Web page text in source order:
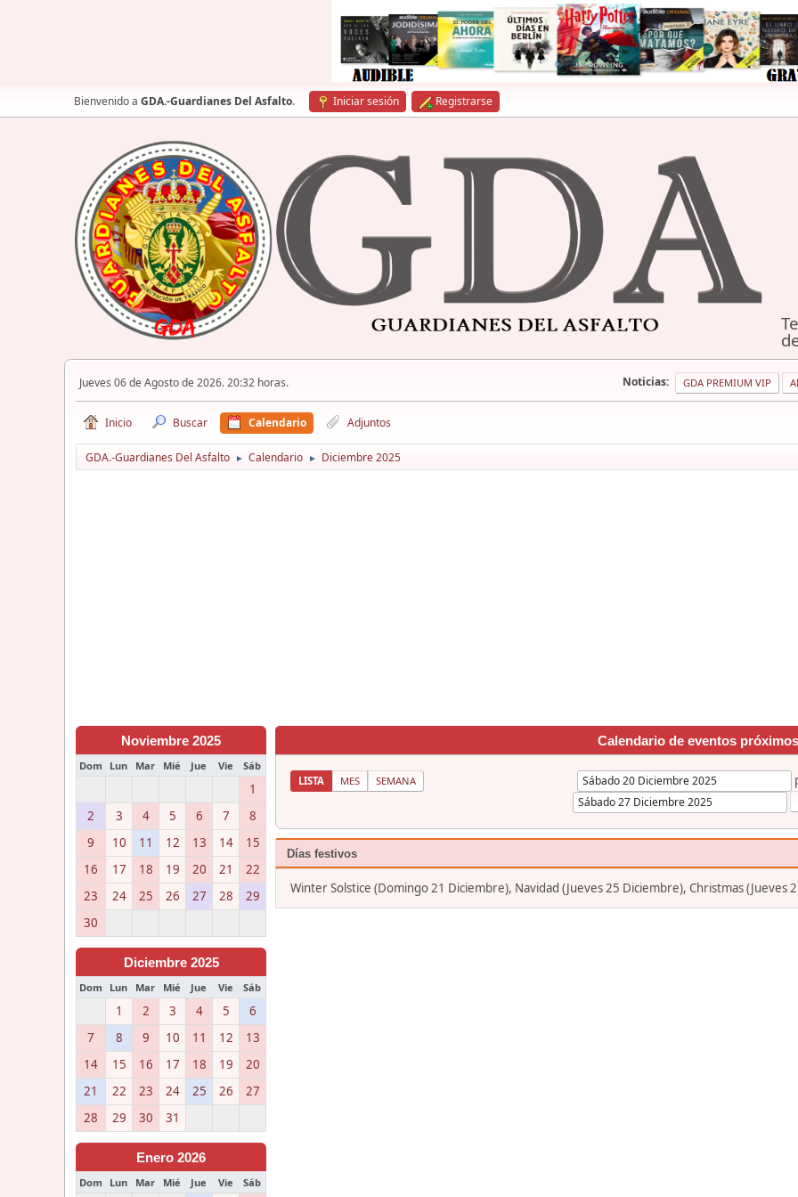
Bienvenido a GDA.-Guardianes Del Asfalto. Iniciar sesión Registrarse
Jueves 06 de Agosto de 2026. 20:32 horas. Noticias: GDA PREMIUM VIP
Inicio Buscar Calendario Adjuntos
GDA.-Guardianes Del Asfalto ► Calendario ► Diciembre 2025
Noviembre 2025
Dom Lun Mar Mié Jue Vie Sáb
1
2
3 4 5 6 7
8
9
10 11 12 13 14
15
16
17 18 19 20 21
22
23
24 25 26 27 28
29
30
Diciembre 2025
Dom Lun Mar Mié Jue Vie Sáb
1 2 3 4 5
6
7
8 9 10 11 12
13
14
15 16 17 18 19
20
21
22 23 24 25 26
27
28
29 30 31
Enero 2026
Dom Lun Mar Mié Jue Vie Sáb
Calendario de eventos próximos
LISTA MES SEMANA
Días festivos
Winter Solstice (Domingo 21 Diciembre), Navidad (Jueves 25 Diciembre), Christmas (Jueves